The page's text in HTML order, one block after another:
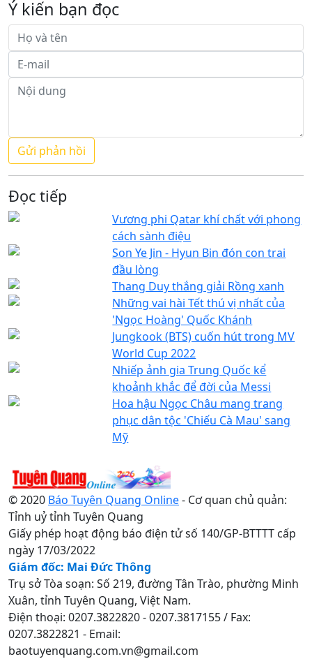
Ý kiến bạn đọc
Đọc tiếp
Vương phi Qatar khí chất với phong
cách sành điệu
Son Ye Jin - Hyun Bin đón con trai
đầu lòng
Thang Duy thắng giải Rồng xanh
Những vai hài Tết thú vị nhất của
'Ngọc Hoàng' Quốc Khánh
Jungkook (BTS) cuốn hút trong MV
World Cup 2022
Nhiếp ảnh gia Trung Quốc kể
khoảnh khắc để đời của Messi
Hoa hậu Ngọc Châu mang trang
phục dân tộc 'Chiếu Cà Mau' sang
Mỹ
© 2020 Báo Tuyên Quang Online- Cơ quan chủ quản:
Tỉnh uỷ tỉnh Tuyên Quang
Giấy phép hoạt động báo điện tử số 140/GP-BTTTT cấp
ngày 17/03/2022
Giám đốc: Mai Đức Thông
Trụ sở Tòa soạn: Số 219, đường Tân Trào, phường Minh
Xuân, tỉnh Tuyên Quang, Việt Nam.
Điện thoại: 0207.3822820 - 0207.3817155 / Fax:
0207.3822821 - Email:
baotuyenquang.com.vn@gmail.com